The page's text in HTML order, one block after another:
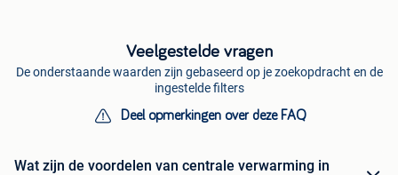
Veelgestelde vragen
De onderstaande waarden zijn gebaseerd op je zoekopdracht en de
ingestelde filters
Deel opmerkingen over deze FAQ
Wat zijn de voordelen van centrale verwarming in